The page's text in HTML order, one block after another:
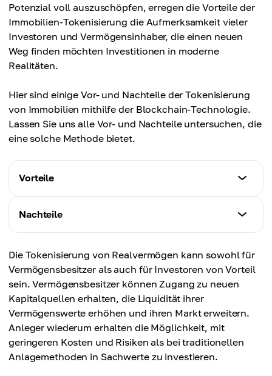
Potenzial voll auszuschöpfen, erregen die Vorteile der
Immobilien-Tokenisierung die Aufmerksamkeit vieler
Investoren und Vermögensinhaber, die einen neuen
Weg finden möchten Investitionen in moderne
Realitäten.
Hier sind einige Vor- und Nachteile der Tokenisierung
von Immobilien mithilfe der Blockchain-Technologie.
Lassen Sie uns alle Vor- und Nachteile untersuchen, die
eine solche Methode bietet.
Vorteile
Tokenisierte Immobilien-Kryptowährungen
Kreis von Anlegern, auch solchen mit begrenztem
Kapital, Investitionsmöglichkeiten bieten, indem
sie Teilbesitz ermöglichen.
Die Tokenisierung kann die Liquidität
typischerweise illiquider Vermögenswerte wie
Immobilien oder Kunstwerke erheblich steigern,
indem sie Teileigentum und einfachere
Nachteile
technischen Komponenten sind die
Hauptprobleme bei der Implementierung
tokenisierter Immobilien in das tägliche Leben von
Krypto-Benutzern.
Aufgrund des frühen Entwicklungsstadiums der
Tokenisierung realer Vermögenswerte hängt die
Die Tokenisierung von Realvermögen kann sowohl für
Vermögensbesitzer als auch für Investoren von Vorteil
sein. Vermögensbesitzer können Zugang zu neuen
Kapitalquellen erhalten, die Liquidität ihrer
Vermögenswerte erhöhen und ihren Markt erweitern.
Anleger wiederum erhalten die Möglichkeit, mit
geringeren Kosten und Risiken als bei traditionellen
Anlagemethoden in Sachwerte zu investieren.